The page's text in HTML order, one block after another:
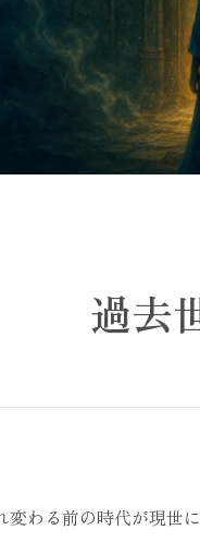
過去
わる前の時代が現世